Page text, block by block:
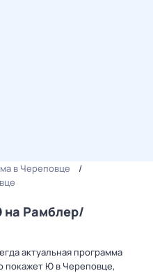
в Череповце
на Рамблер/
актуальная программа
покажет Ю в Череповце,